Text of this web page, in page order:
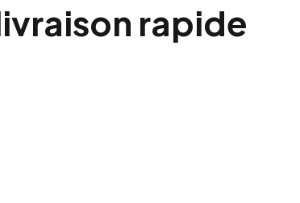
rapide